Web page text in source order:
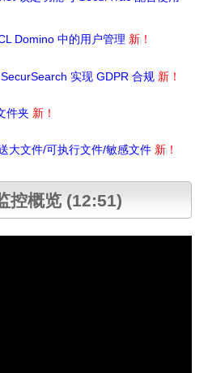
Domino 中的用户管理 新！
实现 GDPR 合规 新！
件夹 新！
大文件/可执行文件/敏感文件 新！
控概览 (12:51)